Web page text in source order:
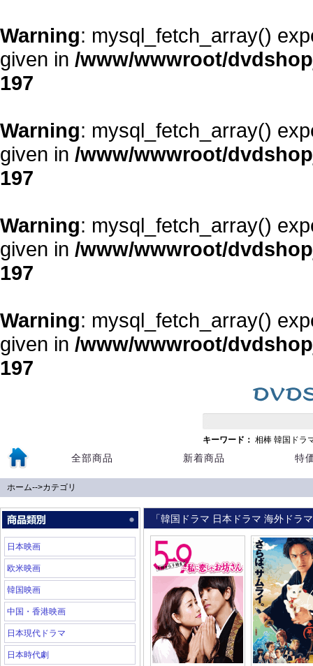
Warning: mysql_fetch_array()
given in /www/wwwroot/
197
Warning: mysql_fetch_array()
given in /www/wwwroot/
197
Warning: mysql_fetch_array()
given in /www/wwwroot/
197
Warning: mysql_fetch_array()
given in /www/wwwroot/
197
キーワード： 相棒 韓国ドラ
全部商品 新着商品 特
ホーム-->カテゴリ
日本映画
欧米映画
韓国映画
中国・香港映画
日本現代ドラマ
日本時代劇
「韓国ドラマ 日本ドラマ 海外ドラ